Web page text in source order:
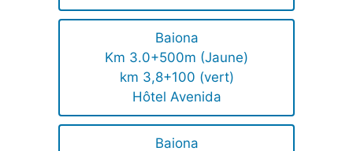
Baiona
Km 3.0+500m (Jaune)
km 3,8+100 (vert)
Hôtel Avenida
Baiona